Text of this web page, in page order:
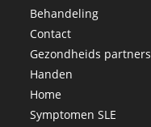
Behandeling
Contact
Gezondheids partners
Handen
Home
Symptomen SLE